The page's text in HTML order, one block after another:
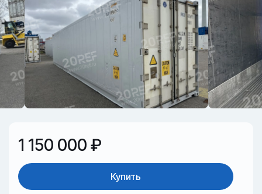
1 150 000 ₽
Купить